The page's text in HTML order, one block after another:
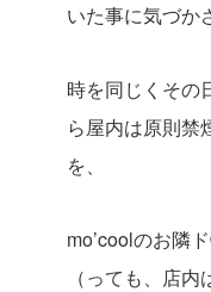
いた事に気づか
時を同じくその
ら屋内は原則禁
を、
mo’coolのお隣
（っても、店